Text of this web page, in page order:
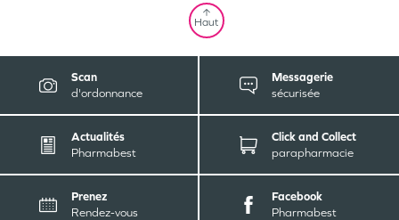
Haut
Scan
d'ordonnance
Messagerie
sécurisée
Actualités
Pharmabest
Click and Collect
parapharmacie
Prenez
Rendez-vous
Facebook
Pharmabest